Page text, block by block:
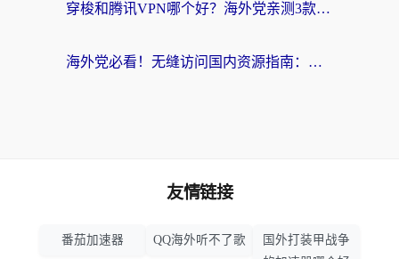
穿梭和腾讯VPN哪个好？海外党亲测3款热门回国加速器，附避坑指南
海外党必看！无缝访问国内资源指南：从vpn官网下载到加速器选择（附番茄实测）
友情链接
番茄加速器 QQ海外听不了歌
国外打装甲战争